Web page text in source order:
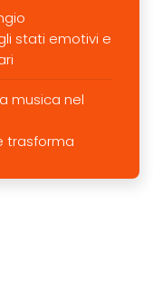
stati emotivi e
musica nel
trasforma